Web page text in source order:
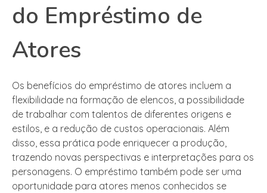
do Empréstimo de
Atores
Os benefícios do empréstimo de atores incluem a
flexibilidade na formação de elencos, a possibilidade
de trabalhar com talentos de diferentes origens e
estilos, e a redução de custos operacionais. Além
disso, essa prática pode enriquecer a produção,
trazendo novas perspectivas e interpretações para os
personagens. O empréstimo também pode ser uma
oportunidade para atores menos conhecidos se